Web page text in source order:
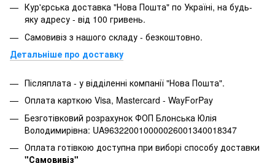
Кур'єрська доставка "Нова Пошта" по Україні, на будь-
яку адресу - від 100 гривень.
Самовивіз з нашого складу - безкоштовно.
Детальніше про доставку
Післяплата - у відділенні компанії "Нова Пошта".
Оплата карткою Visa, Mastercard - WayForPay
Безготівковий розрахунок ФОП Блонська Юлія
Володимирівна: UA963220010000026001340018347
Оплата готівкою доступна при виборі способу доставки
"Самовивіз"